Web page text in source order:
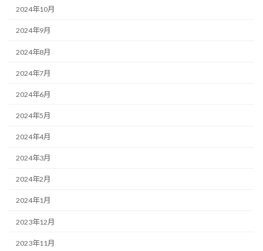
2024年10月
2024年9月
2024年8月
2024年7月
2024年6月
2024年5月
2024年4月
2024年3月
2024年2月
2024年1月
2023年12月
2023年11月